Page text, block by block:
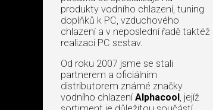
produkty vodního chlazení, tuning
doplňků k PC, vzduchového
chlazení a v neposlední řadě taktéž
realizací PC sestav.
Od roku 2007 jsme se stali
partnerem a oficiálním
distributorem známé značky
vodního chlazení Alphacool, jejíž